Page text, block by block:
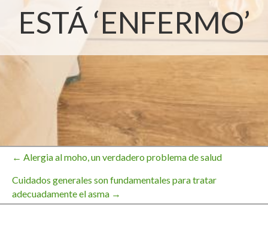
ESTÁ ‘ENFERMO’
Navegación
de
← Alergia al moho, un verdadero problema de salud
Cuidados generales son fundamentales para tratar
adecuadamente el asma →